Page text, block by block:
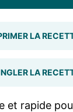
LA
LA
et rapide